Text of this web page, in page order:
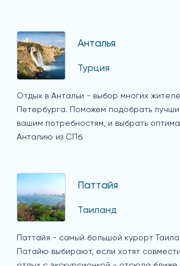
Анталья
Турция
Отдых в Антальи - выбор многих
Петербурга. Поможем подобрать
вашим потребностям, и выбрать
Анталию из СПб.
Паттайя
Таиланд
Паттайя - самый большой курорт
Патайю выбирают, если хотят